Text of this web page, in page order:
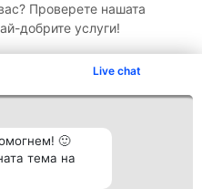
Live chat
🙂
тема на
Проверете нашата
добрите услуги!